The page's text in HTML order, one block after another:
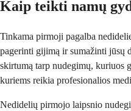
Kaip teikti namų
Tinkama pirmoji pagalba
pagerinti gijimą ir sumažinti jūsų
skirtumą tarp nudegimų, kuriuos
kuriems reikia profesionalios
Nedidelių pirmojo laipsnio